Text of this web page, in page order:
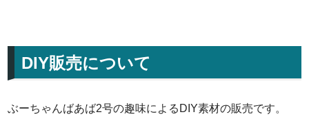
DIY販売について
ぶーちゃんばあば2号の趣味によるDIY素材の販売です。